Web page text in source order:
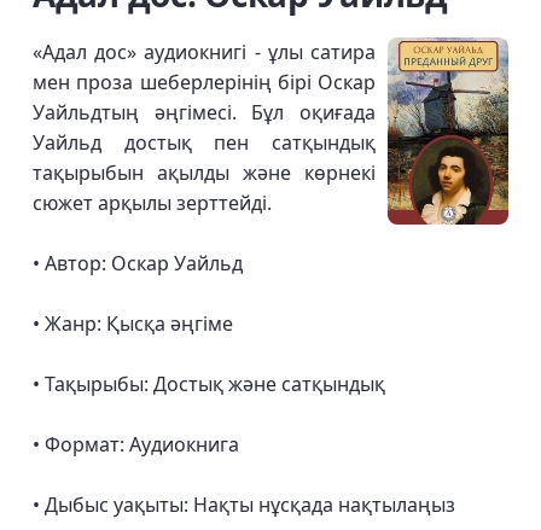
«Адал дос» аудиокнигі - ұлы сатира
мен проза шеберлерінің бірі Оскар
Уайльдтың әңгімесі. Бұл оқиғада
Уайльд достық пен сатқындық
тақырыбын ақылды және көрнекі
сюжет арқылы зерттейді.
• Автор: Оскар Уайльд
• Жанр: Қысқа әңгіме
• Тақырыбы: Достық және сатқындық
• Формат: Аудиокнига
• Дыбыс уақыты: Нақты нұсқада нақтылаңыз